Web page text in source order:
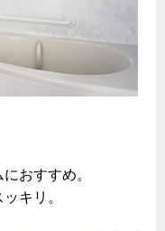
おすすめ。
キリ。